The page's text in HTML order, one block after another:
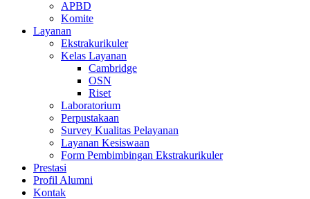
APBD
Komite
Layanan
Ekstrakurikuler
Kelas Layanan
Cambridge
OSN
Riset
Laboratorium
Perpustakaan
Survey Kualitas Pelayanan
Layanan Kesiswaan
Form Pembimbingan Ekstrakurikuler
Prestasi
Profil Alumni
Kontak